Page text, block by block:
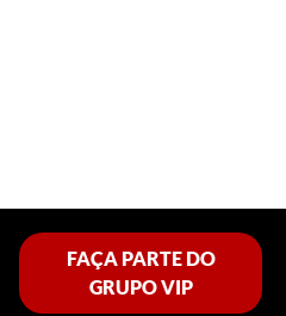
FAÇA PARTE DO
GRUPO VIP